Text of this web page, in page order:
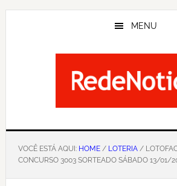
Skip
MENU
VOCÊ ESTÁ AQUI: HOME/ LOTERIA/
CONCURSO 3003 SORTEADO SÁBADO 13/01/